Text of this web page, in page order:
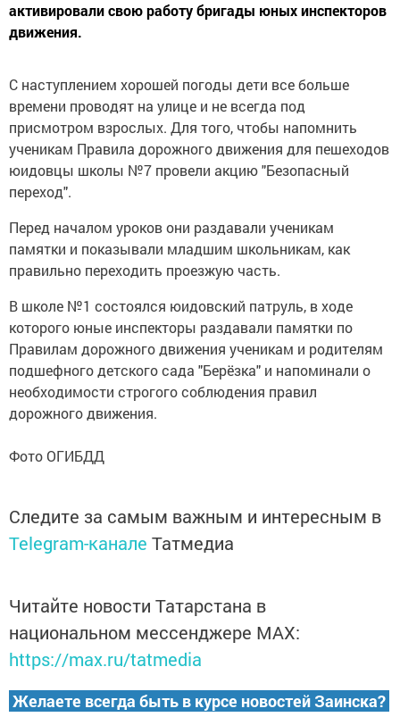
активировали свою работу бригады юных инспекторов
движения.
С наступлением хорошей погоды дети все больше
времени проводят на улице и не всегда под
присмотром взрослых. Для того, чтобы напомнить
ученикам Правила дорожного движения для пешеходов
юидовцы школы №7 провели акцию "Безопасный
переход".
Перед началом уроков они раздавали ученикам
памятки и показывали младшим школьникам, как
правильно переходить проезжую часть.
В школе №1 состоялся юидовский патруль, в ходе
которого юные инспекторы раздавали памятки по
Правилам дорожного движения ученикам и родителям
подшефного детского сада "Берёзка" и напоминали о
необходимости строгого соблюдения правил
дорожного движения.
Фото ОГИБДД
Следите за самым важным и интересным в
Telegram-канале Татмедиа
Читайте новости Татарстана в
национальном мессенджере MАХ:
https://max.ru/tatmedia
Желаете всегда быть в курсе новостей Заинска?